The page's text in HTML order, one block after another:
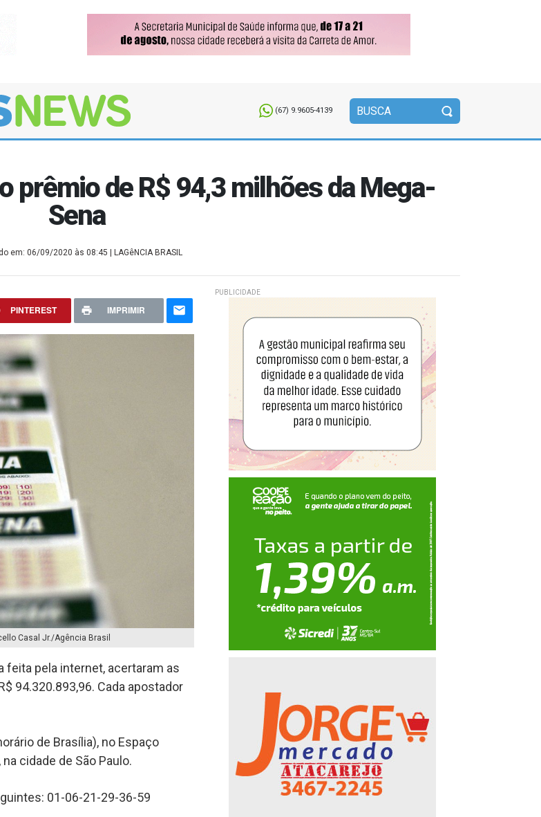
(67) 9.9605-4139
prêmio de R$ 94,3 milhões da Mega-
Sena
em: 06/09/2020 às 08:45 | LAGêNCIA BRASIL
PINTEREST IMPRIMIR
Casal Jr./Agência Brasil
feita pela internet, acertaram as
94.320.893,96. Cada apostador
de Brasília), no Espaço
cidade de São Paulo.
01-06-21-29-36-59
PUBLICIDADE